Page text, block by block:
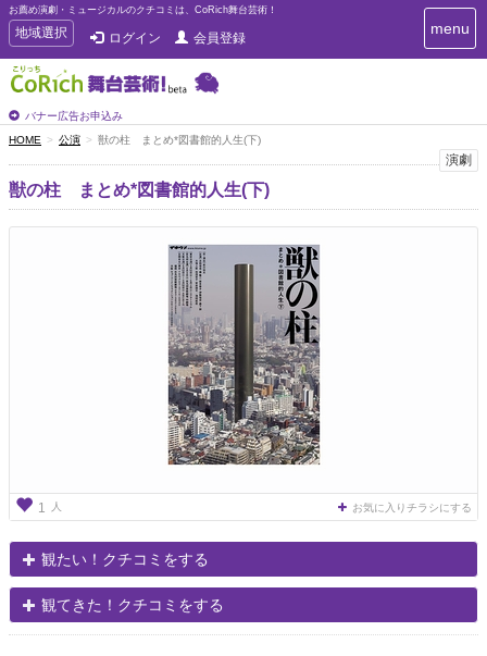
お薦め演劇・ミュージカルのクチコミは、CoRich舞台芸術！
T
o
g
g
e
n
a
v
i
地域選択 ログイン 会員登録
バナー広告お申込み
T
o
i
menu
HOME 公演 獣の柱 まとめ*図書館的人生(下)
演劇
獣の柱 まとめ*図書館的人生(下)
1 人 お気に入りチラシにする
観たい！クチコミをする
観てきた！クチコミをする